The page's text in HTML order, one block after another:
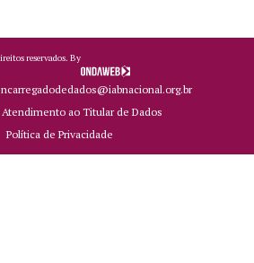
reservados. By
Atendimento ao Titular de Dados
Política de Privacidade